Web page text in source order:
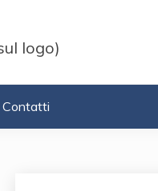
logo)
Contatti